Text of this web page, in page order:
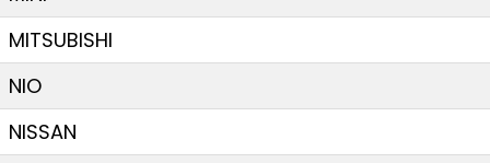
MITSUBISHI
NIO
NISSAN